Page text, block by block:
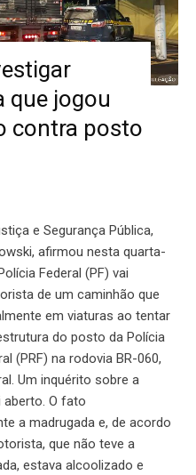
que jogou
contra posto
e Segurança Pública,
afirmou nesta quarta-
Federal (PF) vai
de um caminhão que
em viaturas ao tentar
do posto da Polícia
(PRF) na rodovia BR-060,
Um inquérito sobre a
O fato
a madrugada e, de acordo
que não teve a
estava alcoolizado e